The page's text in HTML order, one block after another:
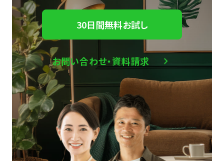
30日間無料お試し
お問い合わせ・資料請求